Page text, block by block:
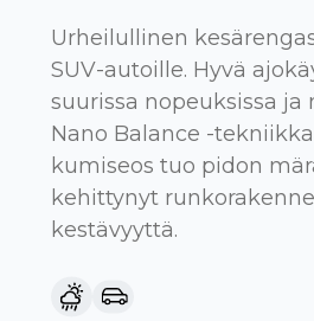
Urheilullinen
SUV-autoille. Hyvä
suurissa nopeuksissa ja
Nano Balance -
kumiseos tuo pidon
kehittynyt
kestävyyttä.